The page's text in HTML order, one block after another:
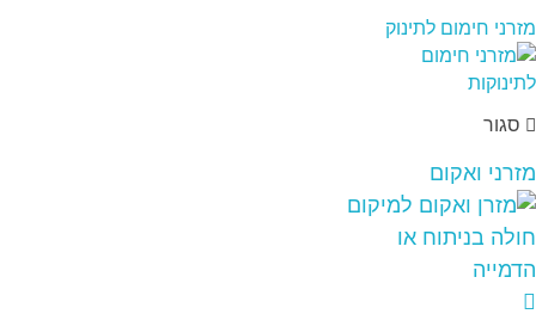
מזרני חימום לתינוק
סגור
מזרני ואקום